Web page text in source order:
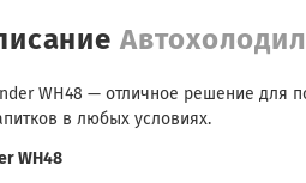
WH48 — отличное решение для
в любых условиях.
WH48